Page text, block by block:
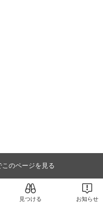
このページを見る
見つける お知らせ